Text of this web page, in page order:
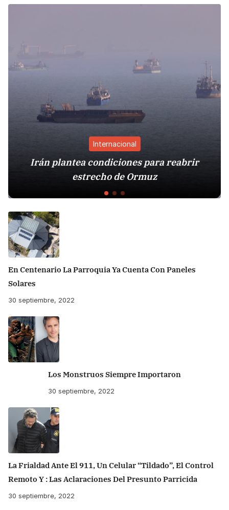
Internacional
Irán plantea condiciones para reabrir
estrecho de Ormuz
En Centenario La Parroquia Ya Cuenta Con Paneles
Solares
30 septiembre, 2022
Los Monstruos Siempre Importaron
30 septiembre, 2022
La Frialdad Ante El 911, Un Celular “tildado”, El Control
Remoto Y : Las Aclaraciones Del Presunto Parricida
30 septiembre, 2022